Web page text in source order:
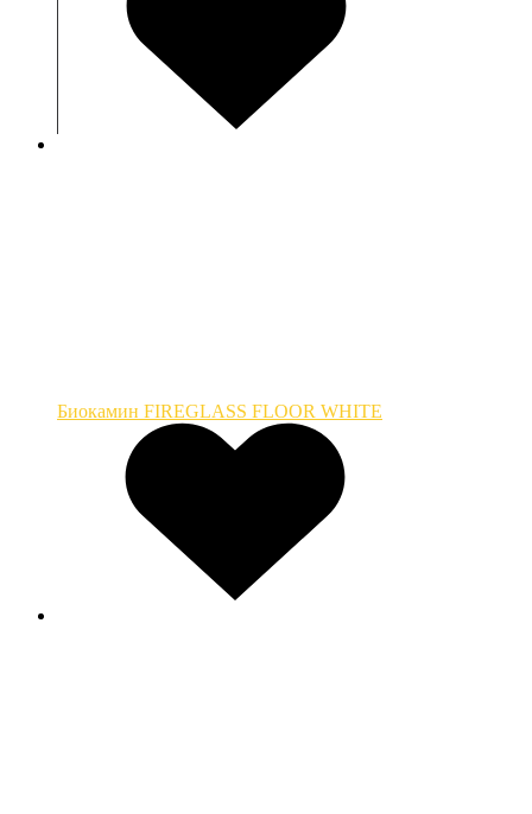
Биокамин FIREGLASS FLOOR WHITE